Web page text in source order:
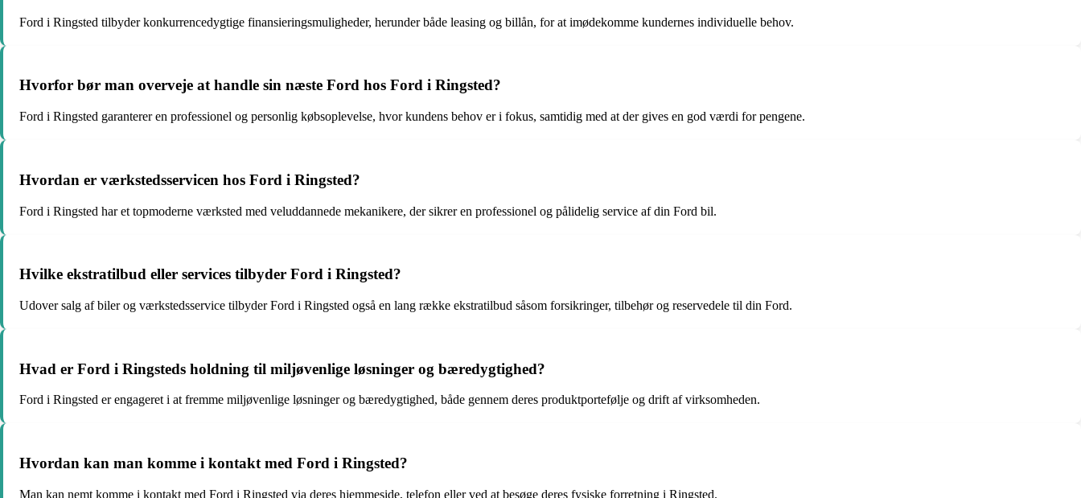
Ford i Ringsted tilbyder konkurrencedygtige finansieringsmuligheder, herunder både leasing og billån, for at imødekomme kundernes individuelle behov.
Hvorfor bør man overveje at handle sin næste Ford hos Ford i Ringsted?
Ford i Ringsted garanterer en professionel og personlig købsoplevelse, hvor kundens behov er i fokus, samtidig med at der gives en god værdi for pengene.
Hvordan er værkstedsservicen hos Ford i Ringsted?
Ford i Ringsted har et topmoderne værksted med veluddannede mekanikere, der sikrer en professionel og pålidelig service af din Ford bil.
Hvilke ekstratilbud eller services tilbyder Ford i Ringsted?
Udover salg af biler og værkstedsservice tilbyder Ford i Ringsted også en lang række ekstratilbud såsom forsikringer, tilbehør og reservedele til din Ford.
Hvad er Ford i Ringsteds holdning til miljøvenlige løsninger og bæredygtighed?
Ford i Ringsted er engageret i at fremme miljøvenlige løsninger og bæredygtighed, både gennem deres produktportefølje og drift af virksomheden.
Hvordan kan man komme i kontakt med Ford i Ringsted?
Man kan nemt komme i kontakt med Ford i Ringsted via deres hjemmeside, telefon eller ved at besøge deres fysiske forretning i Ringsted.